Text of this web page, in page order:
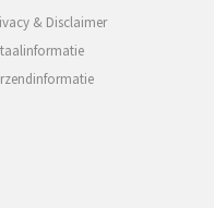
& Disclaimer